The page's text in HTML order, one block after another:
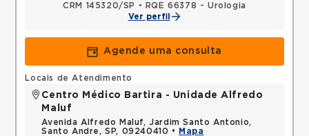
CRM 145320/SP
•
RQE 66378 - Urologia
Ver perfil
Agende uma consulta
Locais de Atendimento
Centro Médico Bartira - Unidade Alfredo
Maluf
Avenida Alfredo Maluf, Jardim Santo Antonio,
Santo Andre, SP, 09240410 •
Mapa